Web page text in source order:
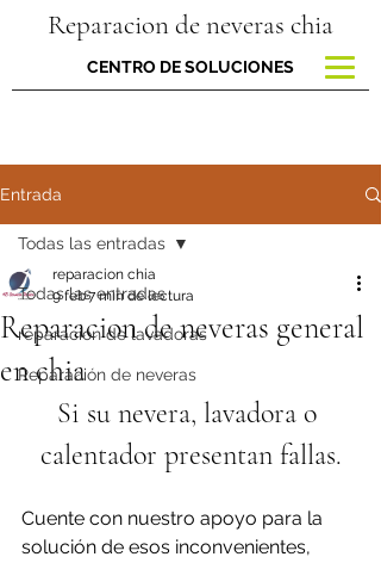
Reparacion de neveras chia
CENTRO DE SOLUCIONES
Entrada
Todas las entradas
reparacion de lavadoras
Reparación de neveras
Todas las entradas
Reparacion de neveras general
en chia
reparacion chia
9 feb7 min de lectura
Si su nevera, lavadora o
calentador presentan fallas.
Cuente con nuestro apoyo para la
solución de esos inconvenientes,